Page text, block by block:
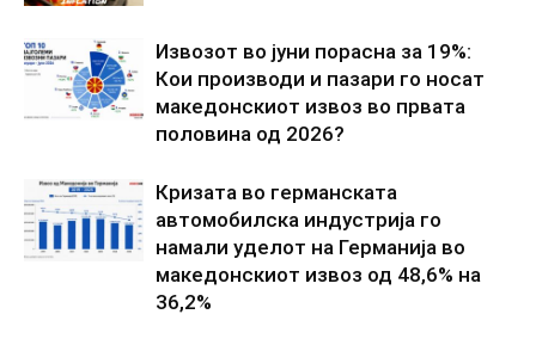
Извозот во јуни порасна за 19%:
Кои производи и пазари го носат
македонскиот извоз во првата
половина од 2026?
Кризата во германската
автомобилска индустрија го
намали уделот на Германија во
македонскиот извоз од 48,6% на
36,2%